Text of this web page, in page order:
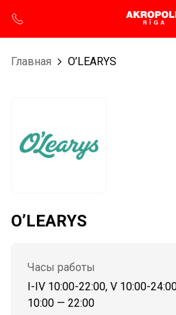
Главная O’LEARYS
O’LEARYS
Часы работы
I-IV 10:00-22:00, V 10:00-
10:00 — 22:00